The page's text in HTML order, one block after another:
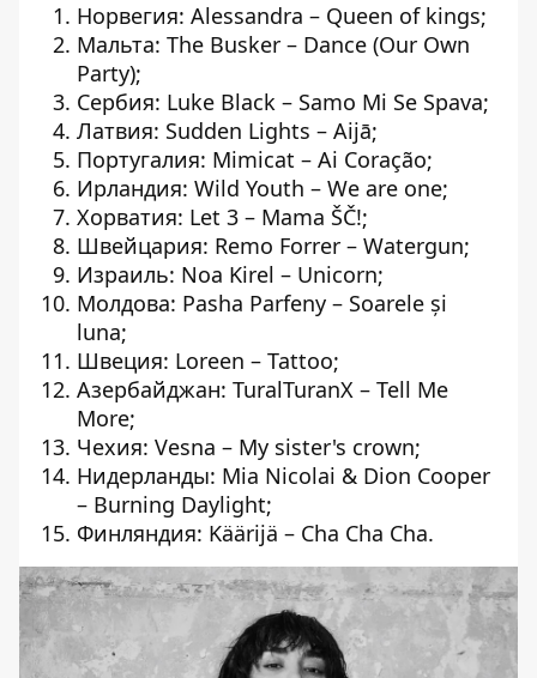
Норвегия: Alessandra – Queen of kings;
Мальта: The Busker – Dance (Our Own
Party);
Сербия: Luke Black – Samo Mi Se Spava;
Латвия: Sudden Lights – Aijā;
Португалия: Mimicat – Ai Coração;
Ирландия: Wild Youth – We are one;
Хорватия: Let 3 – Mama ŠČ!;
Швейцария: Remo Forrer – Watergun;
Израиль: Noa Kirel – Unicorn;
Молдова: Pasha Parfeny – Soarele și
luna;
Швеция: Loreen – Tattoo;
Азербайджан: TuralTuranX – Tell Me
More;
Чехия: Vesna – My sister's crown;
Нидерланды: Mia Nicolai & Dion Cooper
– Burning Daylight;
Финляндия: Käärijä – Cha Cha Cha.